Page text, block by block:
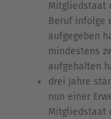
Mitgliedstaat
Beruf infolge
aufgegeben
mindestens
aufgehalten
drei Jahre
nun einer
Mitgliedstaat